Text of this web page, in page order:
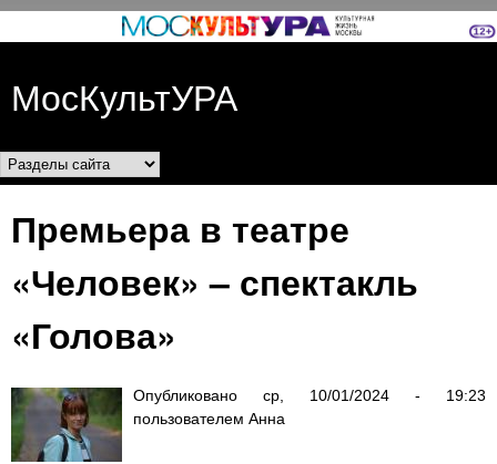
Перейти к основному
МосКультУРА
Разделы сайта
Премьера в театре
«Человек» – спектакль
«Голова»
Опубликовано ср, 10/01/2024 - 19:23
пользователем Анна